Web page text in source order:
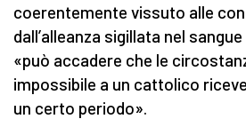
coerentemente vissuto alle
dall’alleanza sigillata nel
«può accadere che le
impossibile a un cattolico
un certo periodo».